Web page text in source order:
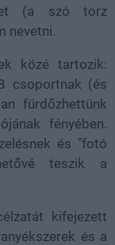
(a szó torz
nevetni.
közé tartozik:
csoportnak (és
fürdőzhettünk
fényében.
és "fotó
teszik a
kifejezett
és a